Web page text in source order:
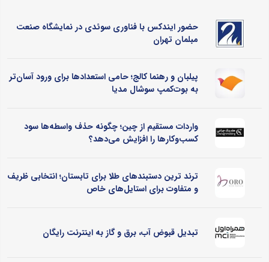
حضور ایندکس با فناوری سوئدی در نمایشگاه صنعت
مبلمان تهران
پیلبان و رهنما کالج؛ حامی استعدادها برای ورود آسان‌تر
به بوت‌کمپ سوشال مدیا
واردات مستقیم از چین؛ چگونه حذف واسطه‌ها سود
کسب‌وکارها را افزایش می‌دهد؟
ترند ترین دستبندهای طلا برای تابستان؛ انتخابی ظریف
و متفاوت برای استایل‌های خاص
تبدیل قبوض آب، برق و گاز به اینترنت رایگان